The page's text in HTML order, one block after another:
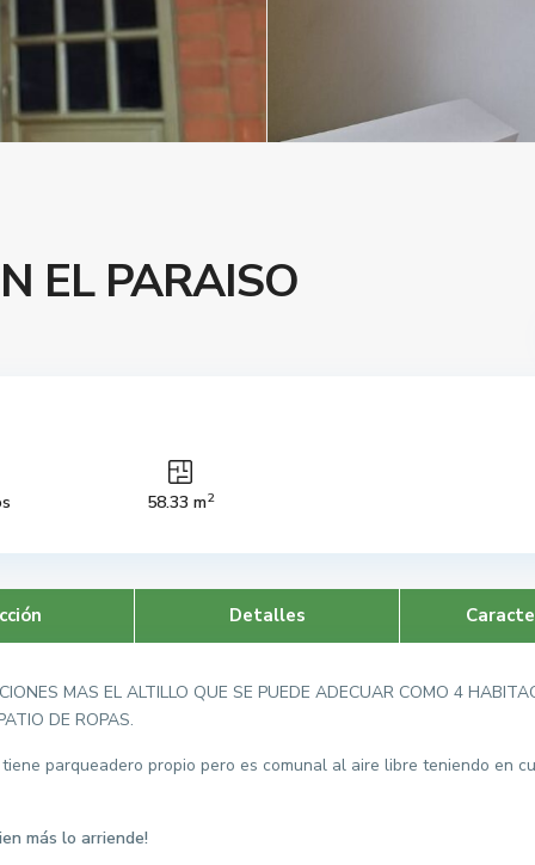
EL PARAISO
58.33 m2
Detalles
MAS EL ALTILLO QUE SE PUEDE ADECUAR COMO 4
DE ROPAS.
parqueadero propio pero es comunal al aire libre teniendo en
más lo arriende!